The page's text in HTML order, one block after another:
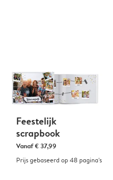
Feestelijk
scrapbook
Vanaf€ 37,99
Prijs gebaseerd op 48 pagina's